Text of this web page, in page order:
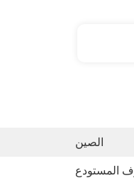
الصين
المستودع